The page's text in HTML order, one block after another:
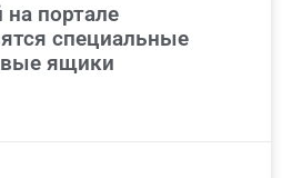
портале
специальные
ящики